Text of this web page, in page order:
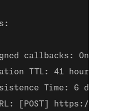
callbacks: On
TTL: 41 hours
Time: 6 days
[POST] https://